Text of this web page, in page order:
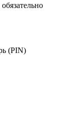
(PIN)